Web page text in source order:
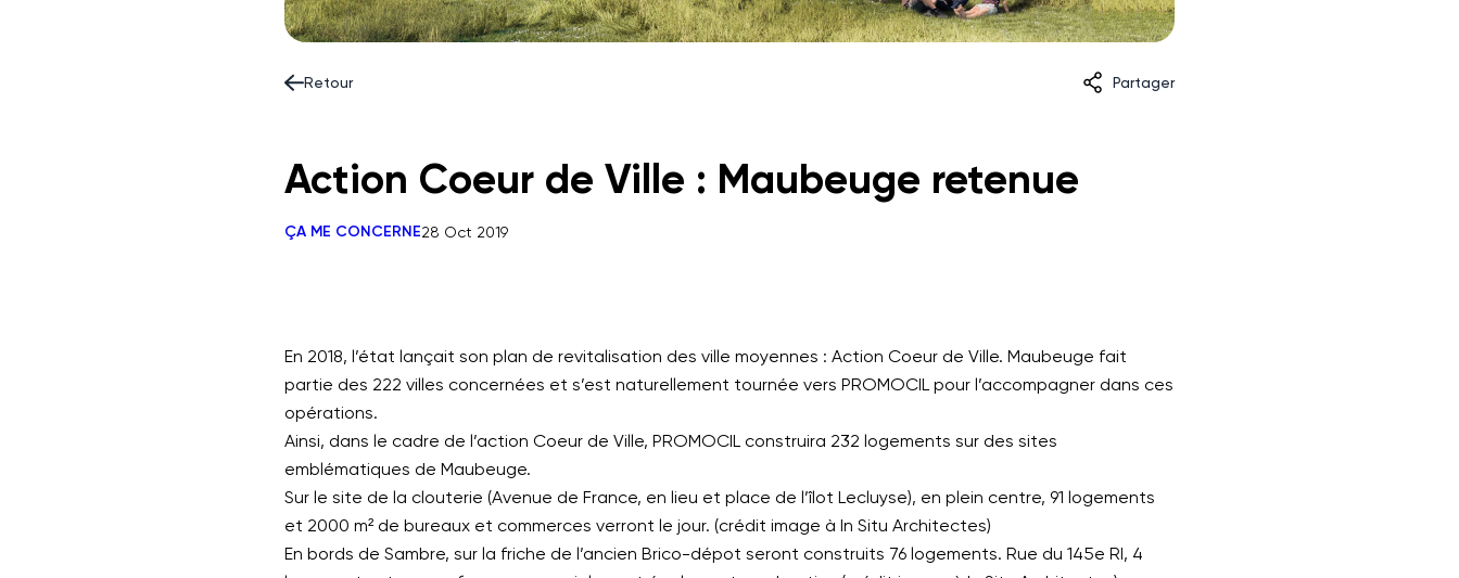
Retour Partager
Action Coeur de Ville : Maubeuge retenue
ÇA ME CONCERNE28 Oct 2019
En 2018, l’état lançait son plan de revitalisation des ville moyennes : Action Coeur de Ville. Maubeuge fait
partie des 222 villes concernées et s’est naturellement tournée vers PROMOCIL pour l’accompagner dans ces
opérations.
Ainsi, dans le cadre de l’action Coeur de Ville, PROMOCIL construira 232 logements sur des sites
emblématiques de Maubeuge.
Sur le site de la clouterie (Avenue de France, en lieu et place de l’îlot Lecluyse), en plein centre, 91 logements
et 2000 m² de bureaux et commerces verront le jour. (crédit image à In Situ Architectes)
En bords de Sambre, sur la friche de l’ancien Brico-dépot seront construits 76 logements. Rue du 145e RI, 4